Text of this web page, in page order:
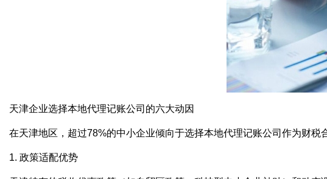
天津企业选择本地代理记账公司的六大动因
在天津地区，超过78%的中小企业倾向于选择本地代理记账公司作为财
1. 政策适配优势